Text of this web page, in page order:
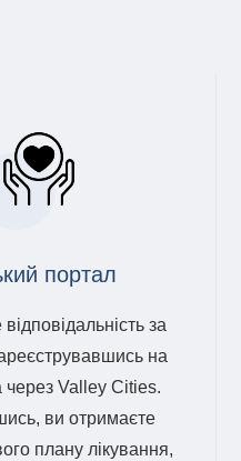
портал
за
на
через Valley Cities.
ви отримаєте
плану лікування,